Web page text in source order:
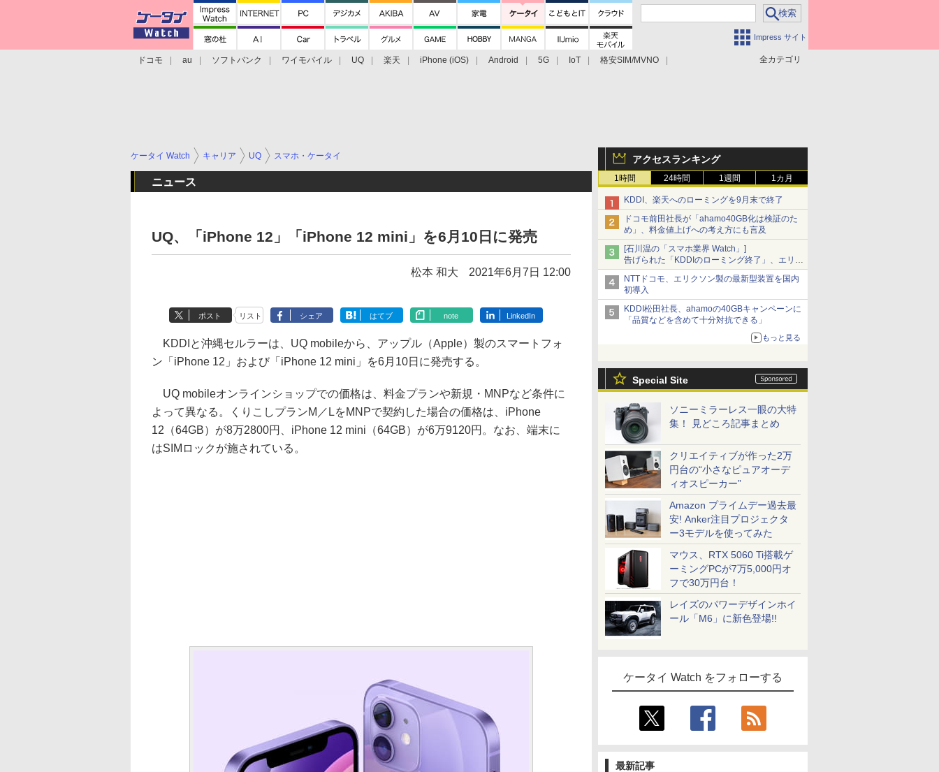
Impress サイト
全カテゴリ
ドコモ au ソフトバンク ワイモバイル UQ 楽天 iPhone (iOS) Android 5G IoT
格安SIM/MVNO
アクセスランキング
1時間 24時間 1週間 1カ月
KDDI、楽天へのローミングを9月末で終了
ドコモ前田社長が「ahamo40GB化は検証のた
め」、料金値上げへの考え方にも言及
[石川温の「スマホ業界 Watch」]
告げられた「KDDIのローミング終了」、エリア
マップの落とし穴と楽天モバイルの課題
NTTドコモ、エリクソン製の最新型装置を国内
初導入
KDDI松田社長、ahamoの40GBキャンペーンに
「品質などを含めて十分対抗できる」
もっと見る
Special Site
ソニーミラーレス一眼の大特
集！ 見どころ記事まとめ
クリエイティブが作った2万
円台の“小さなピュアオーデ
ィオスピーカー”
Amazon プライムデー過去最
安! Anker注目プロジェクタ
ー3モデルを使ってみた
マウス、RTX 5060 Ti搭載ゲ
ーミングPCが7万5,000円オ
フで30万円台！
レイズのパワーデザインホイ
ール「M6」に新色登場!!
ケータイ Watch をフォローする
最新記事
ケータイ Watch キャリア UQ スマホ・ケータイ
ニュース
UQ、「iPhone 12」「iPhone 12 mini」を6月10日に発売
松本 和大 2021年6月7日 12:00
ポスト リスト シェア はてブ note LinkedIn
KDDIと沖縄セルラーは、UQ mobileから、アップル（Apple）製のスマートフォ
ン「iPhone 12」および「iPhone 12 mini」を6月10日に発売する。
UQ mobileオンラインショップでの価格は、料金プランや新規・MNPなど条件に
よって異なる。くりこしプランM／LをMNPで契約した場合の価格は、iPhone
12（64GB）が8万2800円、iPhone 12 mini（64GB）が6万9120円。なお、端末に
はSIMロックが施されている。